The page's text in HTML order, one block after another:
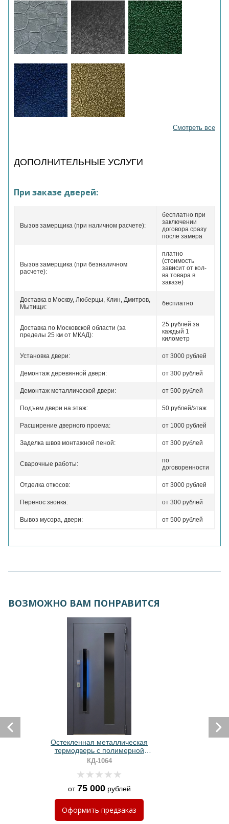
Смотреть все
ДОПОЛНИТЕЛЬНЫЕ УСЛУГИ
При заказе дверей:
Вызов замерщика (при наличном расчете):
бесплатно при
заключении
договора сразу
после замера
Вызов замерщика (при безналичном
расчете):
платно
(стоимость
зависит от кол-
ва товара в
заказе)
Доставка в Москву, Люберцы, Клин, Дмитров,
Мытищи:
бесплатно
Доставка по Московской области (за
пределы 25 км от МКАД):
25 рублей за
каждый 1
километр
Установка двери: от 3000 рублей
Демонтаж деревянной двери: от 300 рублей
Демонтаж металлической двери: от 500 рублей
Подъем двери на этаж: 50 рублей/этаж
Расширение дверного проема: от 1000 рублей
Заделка швов монтажной пеной: от 300 рублей
Сварочные работы:
по
договоренности
Отделка откосов: от 3000 рублей
Перенос звонка: от 300 рублей
Вывоз мусора, двери: от 500 рублей
ВОЗМОЖНО ВАМ ПОНРАВИТСЯ
Остекленная металлическая
термодверь с полимерной
покраской и вертикальной
бугельной ручкой
КД-1064
от75 000рублей
Оформить предзаказ